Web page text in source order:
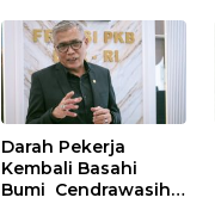
Jahitan!
Darah Pekerja
Kembali Basahi
Bumi Cendrawasih: